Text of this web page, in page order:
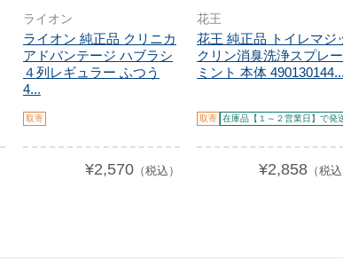
ライオン
ライオン 純正品 クリニカ
アドバンテージ ハブラシ
４列レギュラー ふつう
4...
取寄
¥2,570（税込）
花王
花王 純正品 トイレマジ
クリン消臭洗浄スプレー
ミント 本体 490130144...
取寄 在庫品【１～２営業日】で発
¥2,858（税込